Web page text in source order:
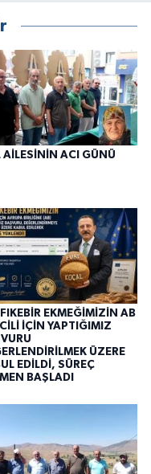
AİLESİNİN ACI GÜNÜ
EKMEĞİMİZİN AB
İÇİN YAPTIĞIMIZ
ÜZERE
EDİLDİ, SÜREÇ
BAŞLADI